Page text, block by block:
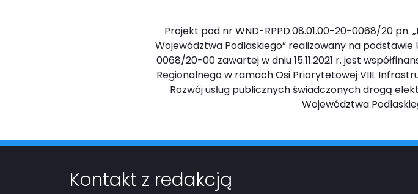
Projekt pod nr WND-RPPD.08.01.00-20-0068/20 pn.
Województwa Podlaskiego” realizowany na
0068/20-00 zawartej w dniu 15.11.2021 r. jest
Regionalnego w ramach Osi Priorytetowej VIII.
Rozwój usług publicznych świadczonych drogą
Województwa
Kontakt z redakcją